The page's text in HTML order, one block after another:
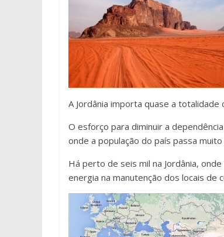
A Jordânia importa quase a
O esforço para diminuir a
onde a população do país passa
Há perto de seis mil na Jordânia,
energia na manutenção dos locais de